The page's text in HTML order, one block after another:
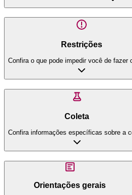
Restrições
Confira o que pode impedir você de fazer
Coleta
Confira informações específicas sobre a
Orientações gerais